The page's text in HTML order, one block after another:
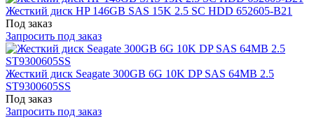
Жесткий диск HP 146GB SAS 15K 2.5 SC HDD 652605-B21
Под заказ
Запросить под заказ
Жесткий диск Seagate 300GB 6G 10K DP SAS 64MB 2.5
ST9300605SS
Под заказ
Запросить под заказ